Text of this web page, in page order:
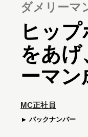
ダメリーマ
ヒッ
をあ
ーマ
MC正社員
バックナンバー